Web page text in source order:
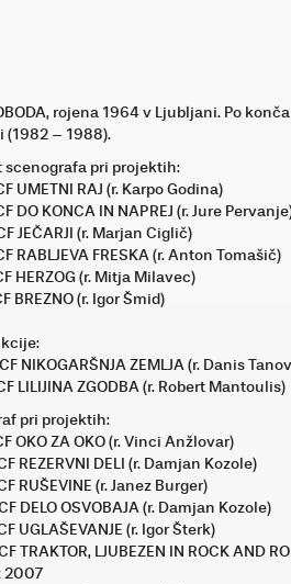
rojena 1964 v Ljubljani. Po
(1982 – 1988).
scenografa pri projektih:
UMETNI RAJ (r. Karpo Godina)
DO KONCA IN NAPREJ (r. Jure
JEČARJI (r. Marjan Ciglič)
RABLJEVA FRESKA (r. Anton Tomašič)
HERZOG (r. Mitja Milavec)
BREZNO (r. Igor Šmid)
NIKOGARŠNJA ZEMLJA (r. Danis
LILIJINA ZGODBA (r. Robert Mantoulis)
pri projektih:
OKO ZA OKO (r. Vinci Anžlovar)
REZERVNI DELI (r. Damjan Kozole)
RUŠEVINE (r. Janez Burger)
DELO OSVOBAJA (r. Damjan Kozole)
UGLAŠEVANJE (r. Igor Šterk)
TRAKTOR, LJUBEZEN IN ROCK AND
2007